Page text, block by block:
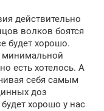
действительно
волков боятся
будет хорошо.
минимальной
есть хотелось. А
себя самым
доз
хорошо у нас